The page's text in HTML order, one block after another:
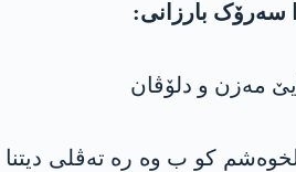
سەرۆک بارزانی:
مەزن و دلۆڤان
کو ب وە رە تەڤلی